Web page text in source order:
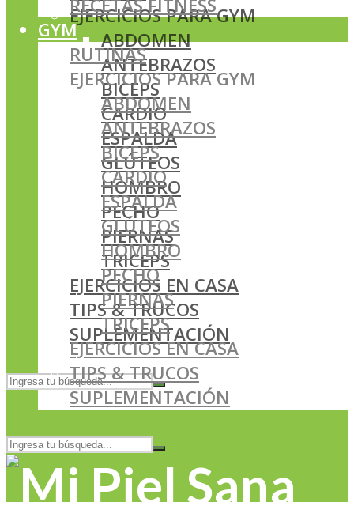
EJERCICIOS PARA GYM
ABDOMEN
ANTEBRAZOS
BICEPS
CARDIO
ESPALDA
GLÚTEOS
HOMBRO
PECHO
PIERNAS
TRICEPS
EJERCICIOS EN CASA
TIPS & TRUCOS
SUPLEMENTACIÓN
RECETAS FITNESS
GYM
RUTINAS
EJERCICIOS PARA GYM
ABDOMEN
ANTEBRAZOS
BICEPS
CARDIO
ESPALDA
GLÚTEOS
HOMBRO
PECHO
PIERNAS
TRICEPS
EJERCICIOS EN CASA
TIPS & TRUCOS
SUPLEMENTACIÓN